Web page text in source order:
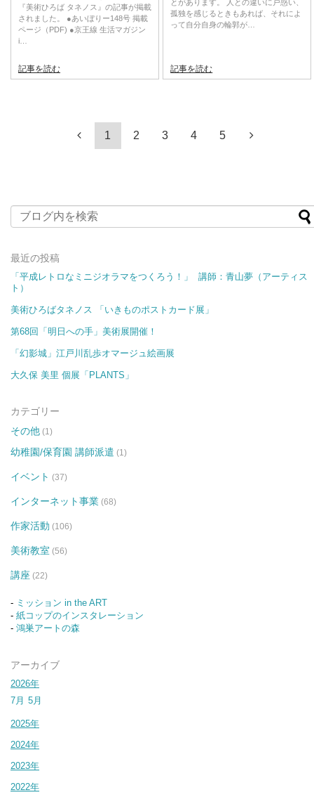
『美術ひろば タネノス』の記事が掲載
されました。 ●あいぼりー148号 掲載
ページ（PDF) ●京王線 生活マガジン
i…
記事を読む
とがあります。 人との違いに戸惑い、
孤独を感じるときもあれば、それによ
って自分自身の輪郭が…
記事を読む
1 2 3 4 5
最近の投稿
「平成レトロなミニジオラマをつくろう！」 講師：青山夢（アーティス
ト）
美術ひろばタネノス 「いきものポストカード展​​」
第68回「明日への手」美術展開催！
「幻影城」江戸川乱歩オマージュ絵画展
大久保 美里 個展「PLANTS」
カテゴリー
その他 (1)
幼稚園/保育園 講師派遣 (1)
イベント (37)
インターネット事業 (68)
作家活動 (106)
美術教室 (56)
講座 (22)
- ミッション in the ART
- 紙コップのインスタレーション
- 鴻巣アートの森
アーカイブ
2026年
7月 5月
2025年
2024年
2023年
2022年